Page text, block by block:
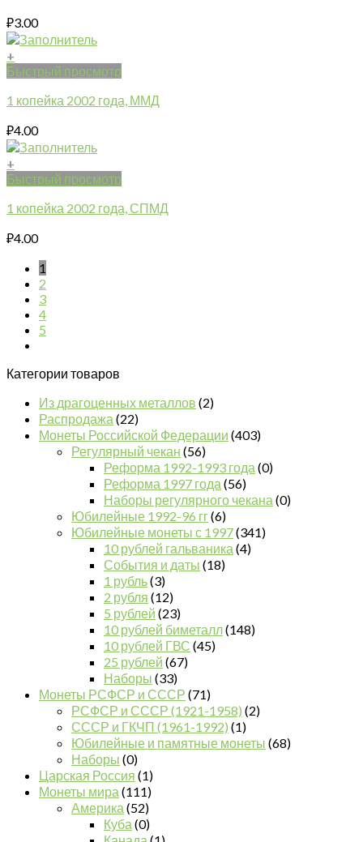
₽3.00
+
Быстрый просмотр
1 копейка 2002 года, ММД
₽4.00
+
Быстрый просмотр
1 копейка 2002 года, СПМД
₽4.00
1
2
3
4
5
Категории товаров
Из драгоценных металлов (2)
Распродажа (22)
Монеты Российской Федерации (403)
Регулярный чекан (56)
Реформа 1992-1993 года (0)
Реформа 1997 года (56)
Наборы регулярного чекана (0)
Юбилейные 1992-96 гг(6)
Юбилейные монеты с 1997(341)
10 рублей гальваника (4)
События и даты (18)
1 рубль(3)
2 рубля (12)
5 рублей (23)
10 рублей биметалл(148)
10 рублей ГВС (45)
25 рублей (67)
Наборы (33)
Монеты РСФСР и СССР (71)
РСФСР и СССР (1921-1958) (2)
СССР и ГКЧП (1961-1992) (1)
Юбилейные и памятные монеты (68)
Наборы (0)
Царская Россия (1)
Монеты мира (111)
Америка (52)
Куба (0)